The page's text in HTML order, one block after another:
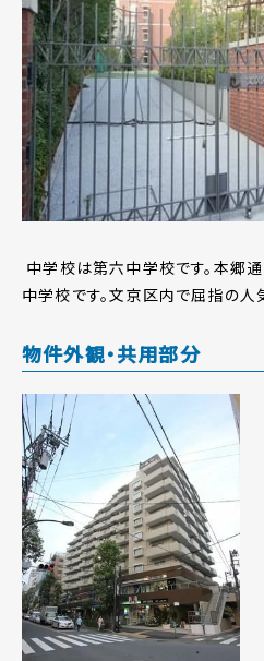
中学校は第六中学校です。本郷
中学校です。文京区内で屈指の人
物件外観・共用部分